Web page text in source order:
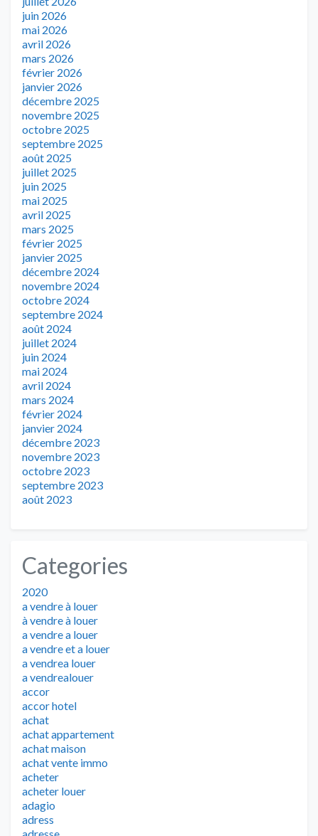
juin 2026
mai 2026
avril 2026
mars 2026
février 2026
janvier 2026
décembre 2025
novembre 2025
octobre 2025
septembre 2025
août 2025
juillet 2025
juin 2025
mai 2025
avril 2025
mars 2025
février 2025
janvier 2025
décembre 2024
novembre 2024
octobre 2024
septembre 2024
août 2024
juillet 2024
juin 2024
mai 2024
avril 2024
mars 2024
février 2024
janvier 2024
décembre 2023
novembre 2023
octobre 2023
septembre 2023
août 2023
Categories
2020
a vendre à louer
à vendre à louer
a vendre a louer
a vendre et a louer
a vendrea louer
a vendrealouer
accor
accor hotel
achat
achat appartement
achat maison
achat vente immo
acheter
acheter louer
adagio
adress